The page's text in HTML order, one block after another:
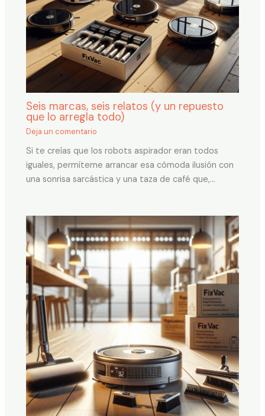
Seis marcas, seis relatos (y un repuesto
que lo arregla todo)
Deja un comentario
Si te creías que los robots aspirador eran todos
iguales, permíteme arrancar esa cómoda ilusión con
una sonrisa sarcástica y una taza de café que,…